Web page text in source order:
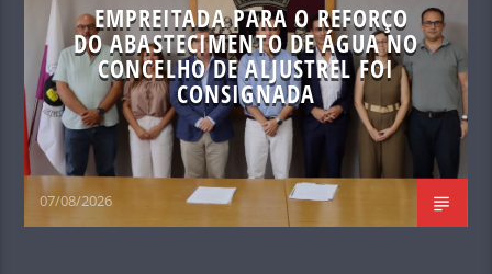
EMPREITADA PARA O REFORÇO
DO ABASTECIMENTO DE ÁGUA NO
CONCELHO DE ALJUSTREL FOI
CONSIGNADA
07/08/2026